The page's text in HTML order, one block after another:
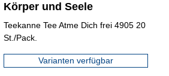
Körper und Seele
Teekanne Tee Atme Dich frei 4905 20
St./Pack.
Varianten verfügbar